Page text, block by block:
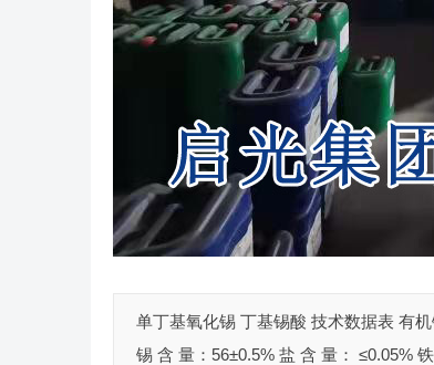
单丁基氧化锡 丁基锡酸 技术数据表 有
锡 含 量：56±0.5% 盐 含 量： ≤0.05%